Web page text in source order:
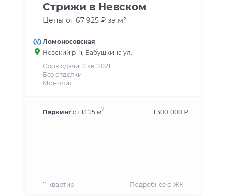
Стрижи в Невском
Цены от 67 925 ₽ за м²
Ломоносовская
Невский р-н, Бабушкина ул.
Срок сдачи: 2 кв. 2021
Без отделки
Монолит
Паркинг от 13.25 м2 1 300 000 ₽
11 квартир Подробнее о ЖК